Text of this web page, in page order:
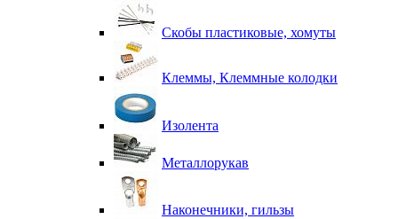
Скобы пластиковые, хомуты
Клеммы, Клеммные колодки
Изолента
Металлорукав
Наконечники, гильзы